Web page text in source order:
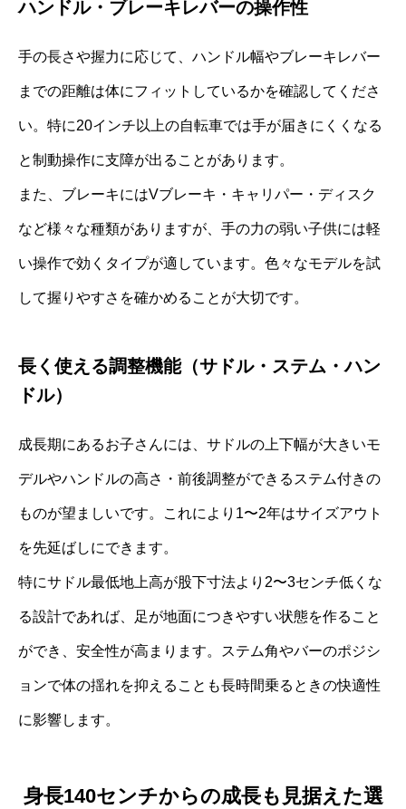
ハンドル・ブレーキレバーの操作性
手の長さや握力に応じて、ハンドル幅やブレーキレバー
までの距離は体にフィットしているかを確認してくださ
い。特に20インチ以上の自転車では手が届きにくくなる
と制動操作に支障が出ることがあります。
また、ブレーキにはVブレーキ・キャリパー・ディスク
など様々な種類がありますが、手の力の弱い子供には軽
い操作で効くタイプが適しています。色々なモデルを試
して握りやすさを確かめることが大切です。
長く使える調整機能（サドル・ステム・ハン
ドル）
成長期にあるお子さんには、サドルの上下幅が大きいモ
デルやハンドルの高さ・前後調整ができるステム付きの
ものが望ましいです。これにより1〜2年はサイズアウト
を先延ばしにできます。
特にサドル最低地上高が股下寸法より2〜3センチ低くな
る設計であれば、足が地面につきやすい状態を作ること
ができ、安全性が高まります。ステム角やバーのポジシ
ョンで体の揺れを抑えることも長時間乗るときの快適性
に影響します。
身長140センチからの成長も見据えた選